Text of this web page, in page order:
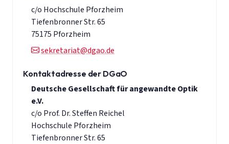
c/o Hochschule Pforzheim
Tiefenbronner Str. 65
75175 Pforzheim
sekretariat@dgao.de
Kontaktadresse der DGaO
Deutsche Gesellschaft für angewandte Optik
e.V.
c/o Prof. Dr. Steffen Reichel
Hochschule Pforzheim
Tiefenbronner Str. 65